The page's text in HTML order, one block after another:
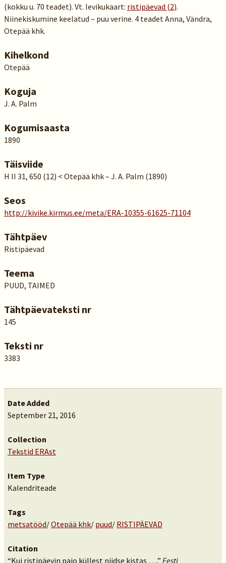
(kokku u. 70 teadet). Vt. levikukaart: ristipäevad (2).
Niinekiskumine keelatud – puu verine. 4 teadet Anna, Vändra,
Otepää khk.
Kihelkond
Otepää
Koguja
J. A. Palm
Kogumisaasta
1890
Täisviide
H II 31, 650 (12) < Otepää khk – J. A. Palm (1890)
Seos
http://kivike.kirmus.ee/meta/ERA-10355-61625-71104
Tähtpäev
Ristipäevad
Teema
PUUD, TAIMED
Tähtpäevateksti nr
145
Teksti nr
3383
Date Added
September 21, 2016
Collection
Tekstid ERAst
Item Type
Kalendriteade
Tags
metsatööd/Otepää khk/ puud/ RISTIPÄEVAD
Citation
“Kui ristipäevin pajo küllest niidse kistas …,” Eesti